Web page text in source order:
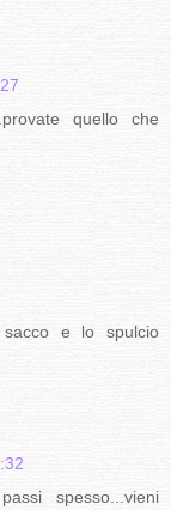
quello che
e lo spulcio
spesso...vieni